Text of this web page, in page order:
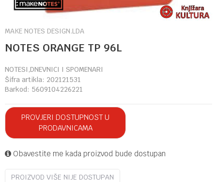
MAKE NOTES DESIGN.LDA
NOTES ORANGE TP 96L
NOTESI,DNEVNICI I SPOMENARI
Šifra artikla: 202121531
Barkod: 5609104226221
PROVJERI DOSTUPNOST U
PRODAVNICAMA
Obavestite me kada proizvod bude dostupan
PROIZVOD VIŠE NIJE DOSTUPAN